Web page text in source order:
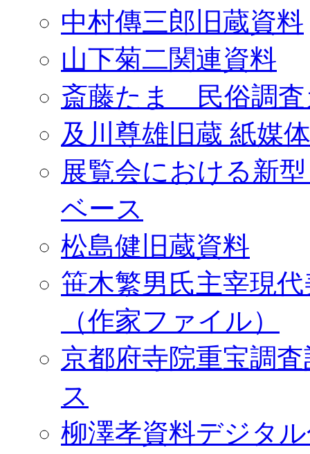
中村傳三郎旧蔵資料
山下菊二関連資料
斎藤たま 民俗調査
及川尊雄旧蔵 紙媒
展覧会における新
ベース
松島健旧蔵資料
笹木繁男氏主宰現
（作家ファイル）
京都府寺院重宝調
ス
柳澤孝資料デジタ